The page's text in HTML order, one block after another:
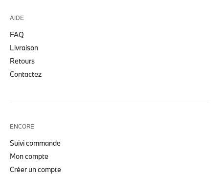
AIDE
FAQ
Livraison
Retours
Contactez
ENCORE
Suivi commande
Mon compte
Créer un compte